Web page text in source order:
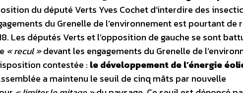
du député Verts Yves Cochet d’interdire des
du Grenelle de l’environnement est pourtant de
Les députés Verts et l’opposition de gauche se sont
« recul »devant les engagements du Grenelle de
contestée : le développement de l’énergie
a maintenu le seuil de cinq mâts par nouvelle